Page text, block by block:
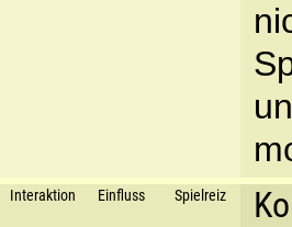
Interaktion Einfluss Spielreiz